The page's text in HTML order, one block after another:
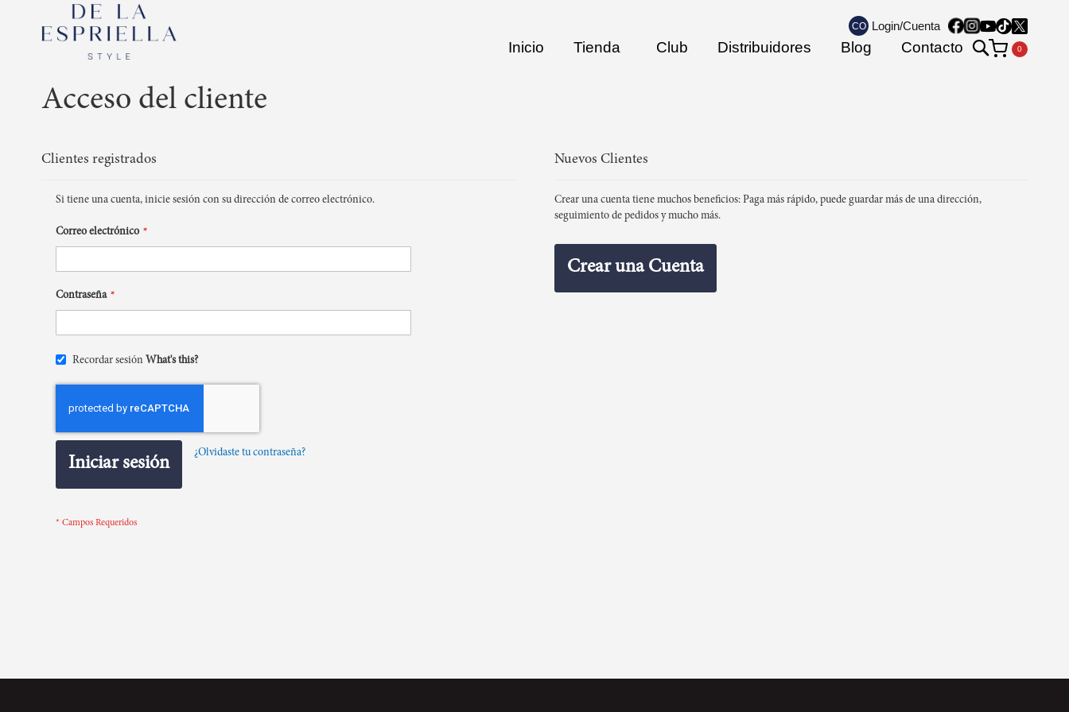
CO Login/Cuenta
Inicio Tienda Club Distribuidores Blog Contacto
Search
Acceso del cliente
Clientes registrados
Si tiene una cuenta, inicie sesión con su dirección de correo electrónico.
Correo electrónico
Contraseña
Recordar sesión What's this?
Iniciar sesión
¿Olvidaste tu contraseña?
Nuevos Clientes
Crear una cuenta tiene muchos beneficios: Paga más rápido, puede guardar más de una dirección,
seguimiento de pedidos y mucho más.
Crear una Cuenta